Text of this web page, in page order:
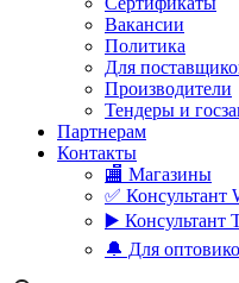
Вакансии
Политика
Для
Производители
Тендеры и
Партнерам
Контакты
🏬 Магазины
✅️ Консультант
▶️ Консультант
🔔 Для